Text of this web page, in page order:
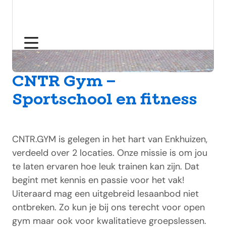
CNTR Gym –
Sportschool en fitness
CNTR.GYM is gelegen in het hart van Enkhuizen,
verdeeld over 2 locaties. Onze missie is om jou
te laten ervaren hoe leuk trainen kan zijn. Dat
begint met kennis en passie voor het vak!
Uiteraard mag een uitgebreid lesaanbod niet
ontbreken. Zo kun je bij ons terecht voor open
gym maar ook voor kwalitatieve groepslessen.